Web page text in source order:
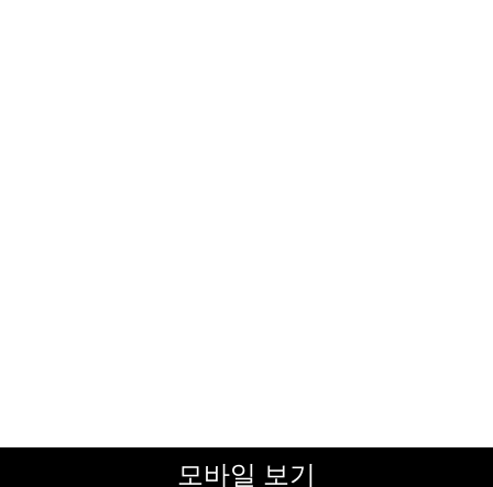
모바일 보기